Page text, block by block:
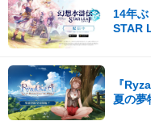
14年
STAR
『
夏の夢